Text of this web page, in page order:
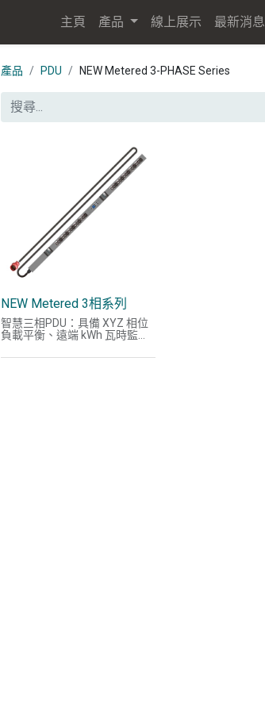
主頁 產品 線上展示 最新消息
產品 PDU NEW Metered 3-PHASE Series
NEW Metered 3相系列
智慧三相PDU：具備 XYZ 相位
負載平衡、遠端 kWh 瓦時監測
串接, 管理最多16 台設備。